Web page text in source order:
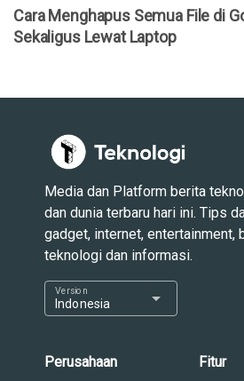
Cara Menghapus Semua File di
Sekaligus Lewat Laptop
Media dan Platform berita
dan dunia terbaru hari ini. Tips
gadget, internet, entertainment,
teknologi dan informasi.
Indonesia
Version arrow_drop_down
Perusahaan Fitur